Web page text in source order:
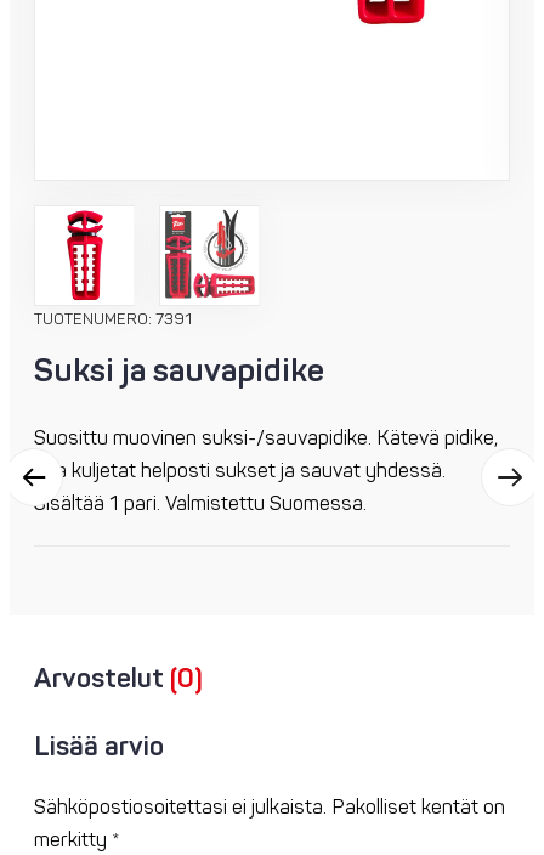
TUOTENUMERO: 7391
Suksi ja sauvapidike
Suosittu muovinen suksi-/sauvapidike. Kätevä pidike,
jolla kuljetat helposti sukset ja sauvat yhdessä.
Sisältää 1 pari. Valmistettu Suomessa.
Arvostelut (0)
Lisää arvio
Sähköpostiosoitettasi ei julkaista. Pakolliset kentät on
merkitty *